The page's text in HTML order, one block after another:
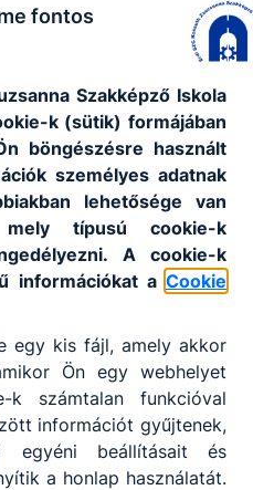
Matematika
társadalomismeret
Természetismeret
Testnevelés
Pénzügyi és
munkavállalói
ismeretek
Osztályközösség-
építő Program
fontos
Szakképző Iskola
k (sütik) formájában
böngészésre használt
személyes adatnak
lehetősége van
típusú cookie-k
A cookie-k
információkat a Cookie
egy kis fájl, amely akkor
Ön egy webhelyet
számtalan funkcióval
információt gyűjtenek,
egyéni beállításait és
a honlap használatát.